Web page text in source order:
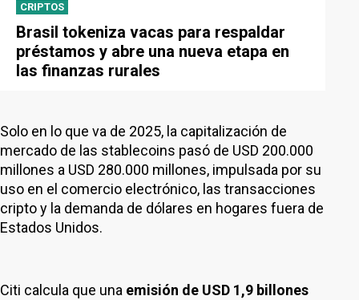
CRIPTOS
Brasil tokeniza vacas para respaldar
préstamos y abre una nueva etapa en
las finanzas rurales
Solo en lo que va de 2025, la capitalización de
mercado de las stablecoins pasó de USD 200.000
millones a USD 280.000 millones, impulsada por su
uso en el comercio electrónico, las transacciones
cripto y la demanda de dólares en hogares fuera de
Estados Unidos.
Citi calcula que una emisión de USD 1,9 billones